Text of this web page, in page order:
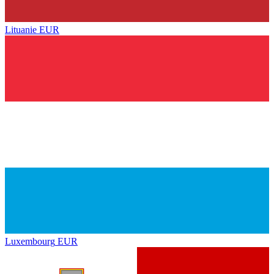
Lituanie EUR
Luxembourg EUR